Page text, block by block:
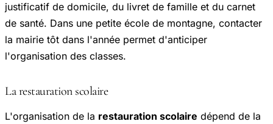
justificatif de domicile, du livret de famille et du carnet
de santé. Dans une petite école de montagne, contacter
la mairie tôt dans l'année permet d'anticiper
l'organisation des classes.
La restauration scolaire
L'organisation de la restauration scolaire dépend de la